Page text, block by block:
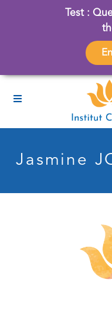
Test :
Jasmine